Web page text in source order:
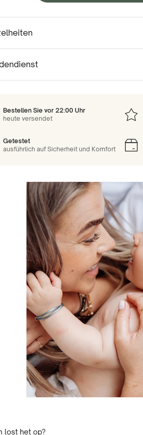
Bestellen Sie vor 22:00 Uhr
heute versendet
Getestet
ausführlich auf Sicherheit und Komfort
lost het op?